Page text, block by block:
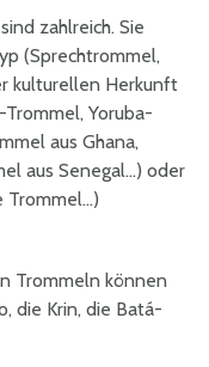
sind zahlreich. Sie
(Sprechtrommel,
kulturellen Herkunft
Yoruba-
aus Ghana,
aus Senegal...) oder
Trommel...)
Trommeln können
die Krin, die Batá-